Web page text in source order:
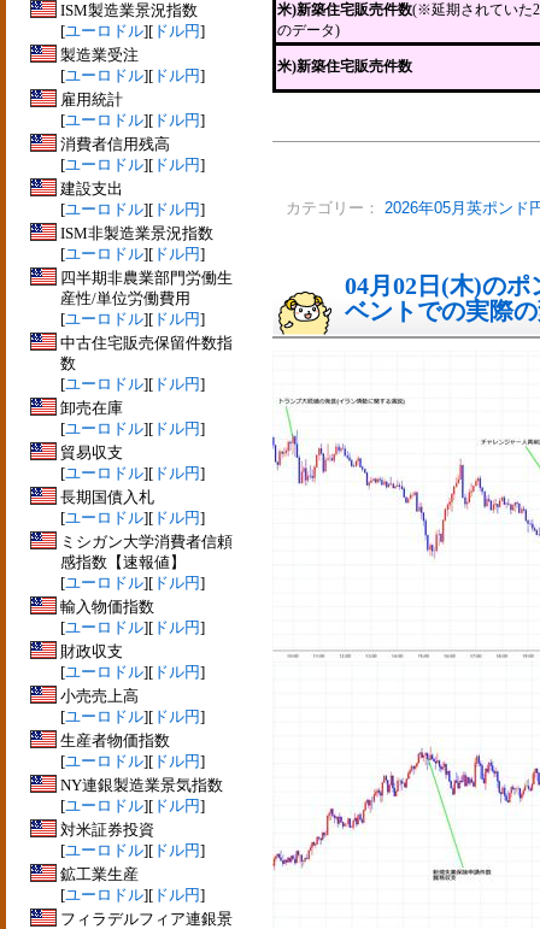
ISM製造業景況指数
[ユーロドル][ ドル円]
製造業受注
[ユーロドル][ ドル円]
雇用統計
[ユーロドル][ ドル円]
消費者信用残高
[ユーロドル][ ドル円]
建設支出
[ユーロドル][ ドル円]
ISM非製造業景況指数
[ユーロドル][ ドル円]
四半期非農業部門労働生
産性/単位労働費用
[ユーロドル][ ドル円]
中古住宅販売保留件数指
数
[ユーロドル][ ドル円]
卸売在庫
[ユーロドル][ ドル円]
貿易収支
[ユーロドル][ ドル円]
長期国債入札
[ユーロドル][ ドル円]
ミシガン大学消費者信頼
感指数【速報値】
[ユーロドル][ ドル円]
輸入物価指数
[ユーロドル][ ドル円]
財政収支
[ユーロドル][ ドル円]
小売売上高
[ユーロドル][ ドル円]
生産者物価指数
[ユーロドル][ ドル円]
NY連銀製造業景気指数
[ユーロドル][ ドル円]
対米証券投資
[ユーロドル][ ドル円]
鉱工業生産
[ユーロドル][ ドル円]
フィラデルフィア連銀景
米)新築住宅販売件数(※延期されていた
のデータ)
米)新築住宅販売件数
カテゴリー： 2026年05月英ポンド
04月02日(木)の
ベントでの実際